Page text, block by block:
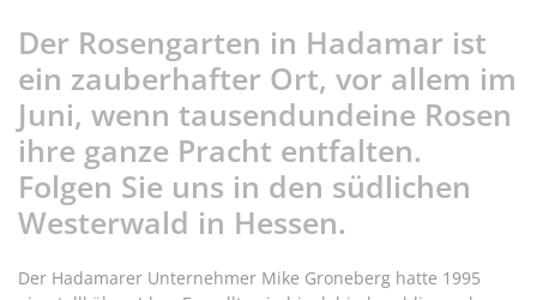
Der Rosengarten in Hadamar ist
ein zauberhafter Ort, vor allem im
Juni, wenn tausendundeine Rosen
ihre ganze Pracht entfalten.
Folgen Sie uns in den südlichen
Westerwald in Hessen.
Der Hadamarer Unternehmer Mike Groneberg hatte 1995